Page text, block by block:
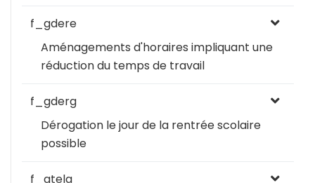
f_gdere
Aménagements d'horaires impliquant une
réduction du temps de travail
f_gderg
Dérogation le jour de la rentrée scolaire
possible
f_gtela